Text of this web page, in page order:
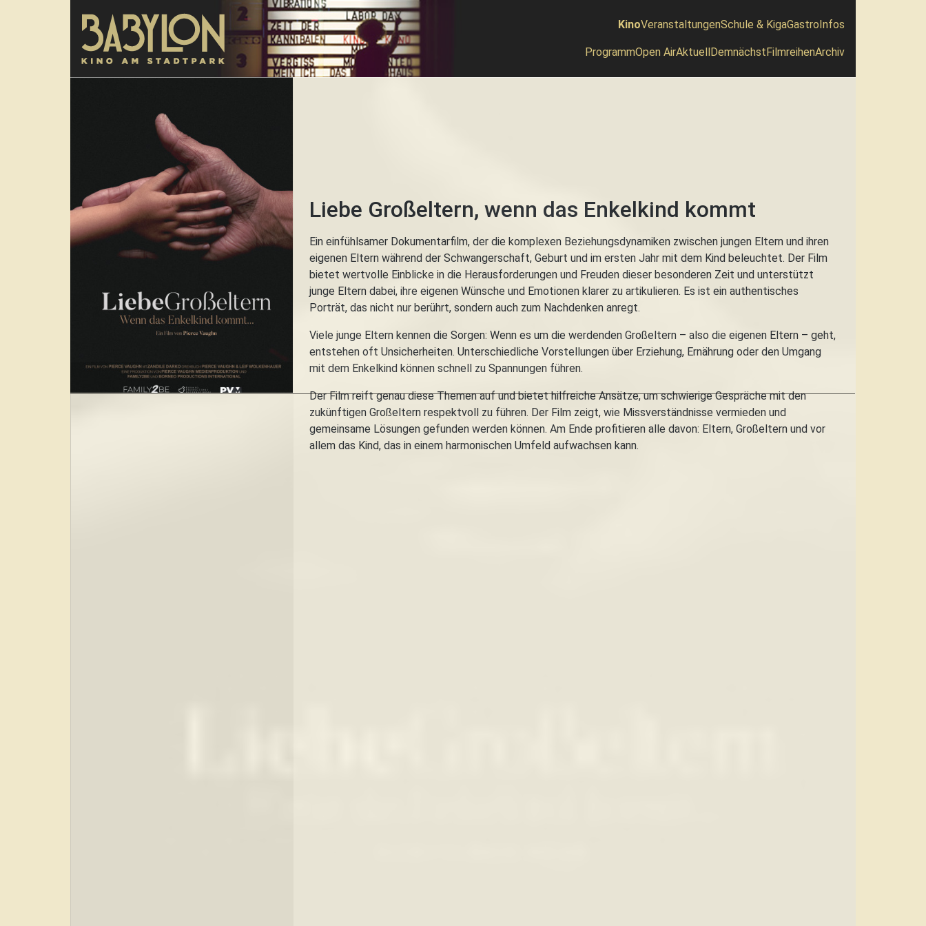
Hauptnavigation
KinoVeranstaltungenSchule & KigaGastroInfos
Main navigation (Level2)
ProgrammOpen AirAktuellDemnächstFilmreihenArchiv
Liebe Großeltern, wenn das Enkelkind kommt
Ein einfühlsamer Dokumentarfilm, der die komplexen Beziehungsdynamiken zwischen jungen Eltern und ihren
eigenen Eltern während der Schwangerschaft, Geburt und im ersten Jahr mit dem Kind beleuchtet. Der Film
bietet wertvolle Einblicke in die Herausforderungen und Freuden dieser besonderen Zeit und unterstützt
junge Eltern dabei, ihre eigenen Wünsche und Emotionen klarer zu artikulieren. Es ist ein authentisches
Porträt, das nicht nur berührt, sondern auch zum Nachdenken anregt.
Viele junge Eltern kennen die Sorgen: Wenn es um die werdenden Großeltern – also die eigenen Eltern – geht,
entstehen oft Unsicherheiten. Unterschiedliche Vorstellungen über Erziehung, Ernährung oder den Umgang
mit dem Enkelkind können schnell zu Spannungen führen.
Der Film reift genau diese Themen auf und bietet hilfreiche Ansätze, um schwierige Gespräche mit den
zukünftigen Großeltern respektvoll zu führen. Der Film zeigt, wie Missverständnisse vermieden und
gemeinsame Lösungen gefunden werden können. Am Ende profitieren alle davon: Eltern, Großeltern und vor
allem das Kind, das in einem harmonischen Umfeld aufwachsen kann.